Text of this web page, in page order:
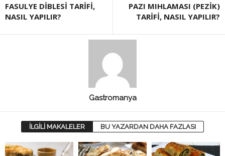
FASULYE DİBLESİ TARİFİ,
NASIL YAPILIR?
PAZI MIHLAMASI (PEZİK)
TARİFİ, NASIL YAPILIR?
Gastromanya
İLGİLİ MAKALELER BU YAZARDAN DAHA FAZLASI